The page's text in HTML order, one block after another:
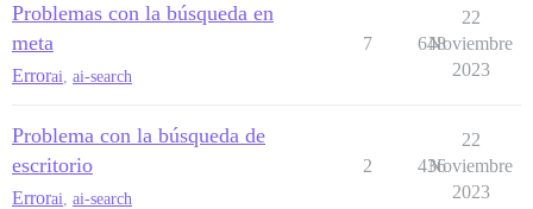
Problemas con la búsqueda en
meta
Errorai ai-search
7 648
22
Noviembre
2023
Problema con la búsqueda de
escritorio
Errorai ai-search
2 436
22
Noviembre
2023